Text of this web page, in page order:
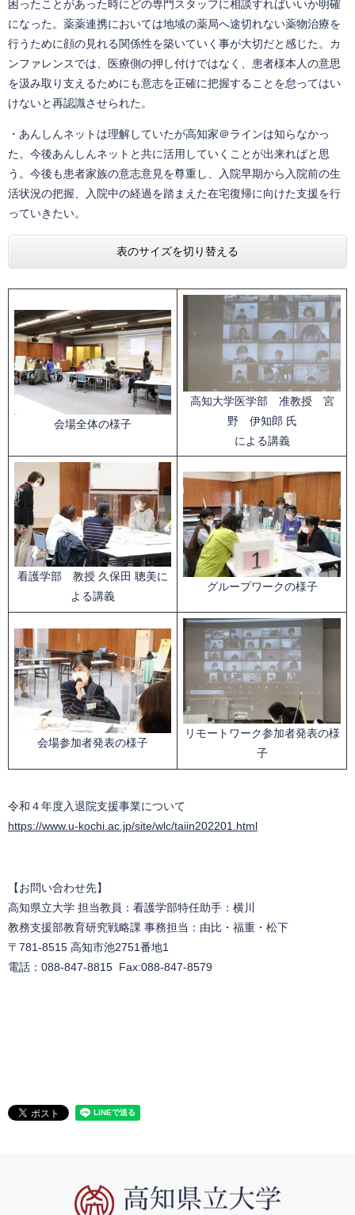
困ったことがあった時にどの専門スタッフに相談すればいいか明確
になった。薬薬連携においては地域の薬局へ途切れない薬物治療を
行うために顔の見れる関係性を築いていく事が大切だと感じた。カ
ンファレンスでは、医療側の押し付けではなく、患者様本人の意思
を汲み取り支えるためにも意志を正確に把握することを怠ってはい
けないと再認識させられた。
・あんしんネットは理解していたが高知家＠ラインは知らなかっ
た。今後あんしんネットと共に活用していくことが出来ればと思
う。今後も患者家族の意志意見を尊重し、入院早期から入院前の生
活状況の把握、入院中の経過を踏まえた在宅復帰に向けた支援を行
っていきたい。
表のサイズを切り替える
会場全体の様子
高知大学医学部 准教授 宮
野 伊知郎 氏
による講義
看護学部 教授 久保田 聰美に
よる講義
グループワークの様子
会場参加者発表の様子
リモートワーク参加者発表の様
子
令和４年度入退院支援事業について
https://www.u-kochi.ac.jp/site/wlc/taiin202201.html
【お問い合わせ先】
高知県立大学 担当教員：看護学部特任助手：横川
教務支援部教育研究戦略課 事務担当：由比・福重・松下
〒781-8515 高知市池2751番地1
電話：088-847-8815 Fax:088-847-8579